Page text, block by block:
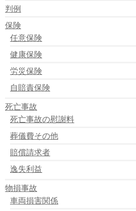
判例
保険
任意保険
健康保険
労災保険
自賠責保険
死亡事故
死亡事故の慰謝料
葬儀費その他
賠償請求者
逸失利益
物損事故
車両損害関係